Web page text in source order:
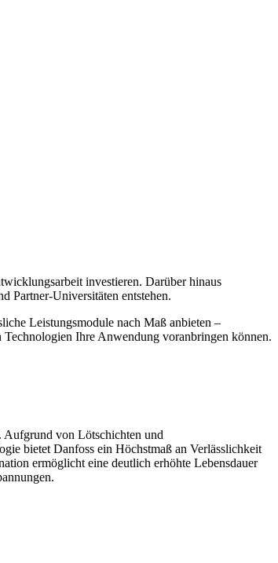
investieren. Darüber hinaus
Partner-Universitäten entstehen.
Leistungsmodule nach Maß anbieten –
Ihre Anwendung voranbringen können.
Aufgrund von Lötschichten und
bietet Danfoss ein Höchstmaß an Verlässlichkeit
ermöglicht eine deutlich erhöhte Lebensdauer